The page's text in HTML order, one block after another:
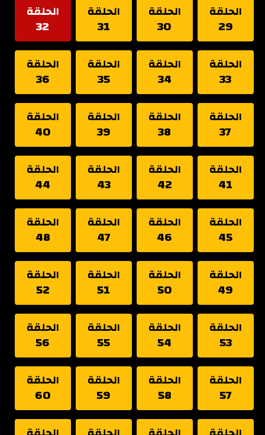
الحلقة
29
الحلقة
30
الحلقة
31
الحلقة
32
الحلقة
33
الحلقة
34
الحلقة
35
الحلقة
36
الحلقة
37
الحلقة
38
الحلقة
39
الحلقة
40
الحلقة
41
الحلقة
42
الحلقة
43
الحلقة
44
الحلقة
45
الحلقة
46
الحلقة
47
الحلقة
48
الحلقة
49
الحلقة
50
الحلقة
51
الحلقة
52
الحلقة
53
الحلقة
54
الحلقة
55
الحلقة
56
الحلقة
57
الحلقة
58
الحلقة
59
الحلقة
60